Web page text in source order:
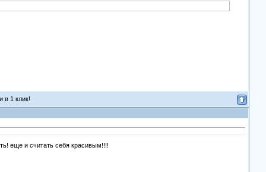
в 1 клик!
еще и считать себя красивым!!!!